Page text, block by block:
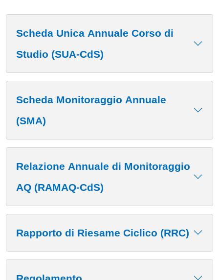
Scheda Unica Annuale Corso di
Studio (SUA-CdS)
Scheda Monitoraggio Annuale
(SMA)
Relazione Annuale di Monitoraggio
AQ (RAMAQ-CdS)
Rapporto di Riesame Ciclico (RRC)